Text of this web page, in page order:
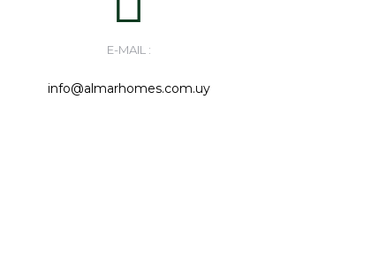
E-MAIL :
info@almarhomes.com.uy